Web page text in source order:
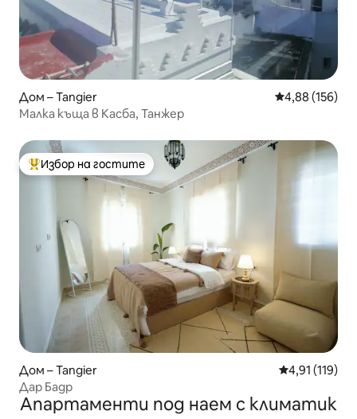
Дом – Tangier Средна
4,88 (156)
Малка къща в Касба, Танжер
Най-популярен избор на гостите
Избор на гостите
Дом – Tangier Средна
4,91 (119)
Дар Бадр
Апартаменти под наем с климатик